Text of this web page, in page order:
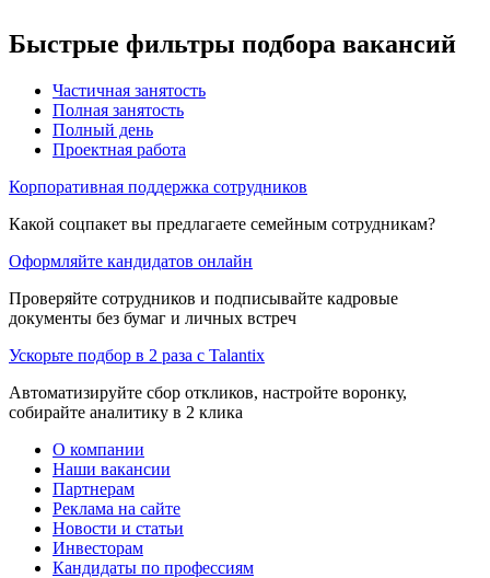
Быстрые фильтры подбора вакансий
Частичная занятость
Полная занятость
Полный день
Проектная работа
Корпоративная поддержка сотрудников
Какой соцпакет вы предлагаете семейным сотрудникам?
Оформляйте кандидатов онлайн
Проверяйте сотрудников и подписывайте кадровые
документы без бумаг и личных встреч
Ускорьте подбор в 2 раза с Talantix
Автоматизируйте сбор откликов, настройте воронку,
собирайте аналитику в 2 клика
О компании
Наши вакансии
Партнерам
Реклама на сайте
Новости и статьи
Инвесторам
Кандидаты по профессиям